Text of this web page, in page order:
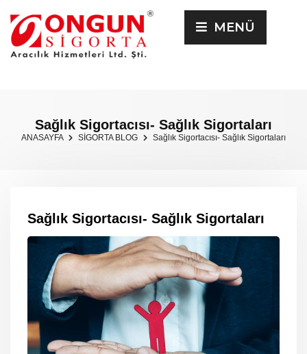
MENÜ
Sağlık Sigortacısı- Sağlık Sigortaları
ANASAYFA SİGORTA BLOG Sağlık Sigortacısı- Sağlık Sigortaları
Sağlık Sigortacısı- Sağlık Sigortaları